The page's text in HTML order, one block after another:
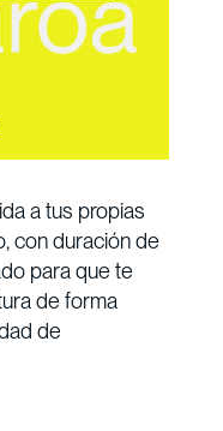
a tus propias
con duración de
para que te
de forma
de